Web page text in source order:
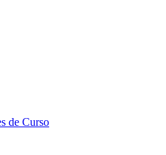
de Curso